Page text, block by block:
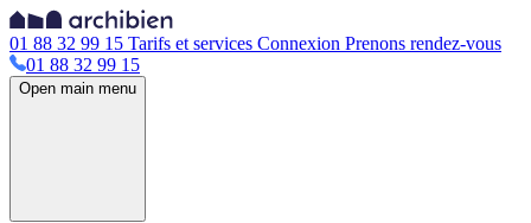
01 88 32 99 15 Tarifs et services Connexion Prenons rendez-vous
01 88 32 99 15
Open main menu